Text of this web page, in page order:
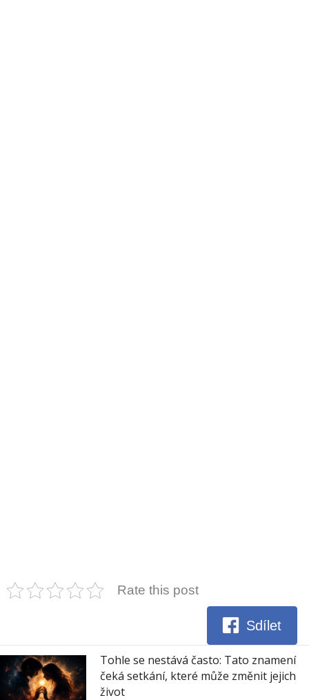
Rate this post
Sdílet
Tohle se nestává často: Tato znamení
čeká setkání, které může změnit jejich
život